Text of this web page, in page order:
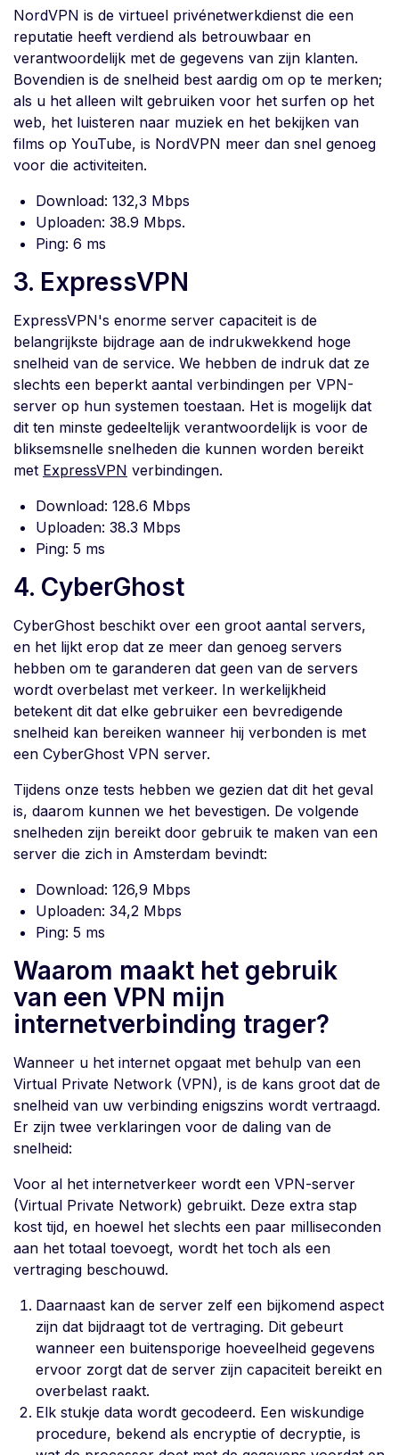
NordVPN is de virtueel privénetwerkdienst die een
reputatie heeft verdiend als betrouwbaar en
verantwoordelijk met de gegevens van zijn klanten.
Bovendien is de snelheid best aardig om op te merken;
als u het alleen wilt gebruiken voor het surfen op het
web, het luisteren naar muziek en het bekijken van
films op YouTube, is NordVPN meer dan snel genoeg
voor die activiteiten.
Download: 132,3 Mbps
Uploaden: 38.9 Mbps.
Ping: 6 ms
3. ExpressVPN
ExpressVPN's enorme server capaciteit is de
belangrijkste bijdrage aan de indrukwekkend hoge
snelheid van de service. We hebben de indruk dat ze
slechts een beperkt aantal verbindingen per VPN-
server op hun systemen toestaan. Het is mogelijk dat
dit ten minste gedeeltelijk verantwoordelijk is voor de
bliksemsnelle snelheden die kunnen worden bereikt
met ExpressVPN verbindingen.
Download: 128.6 Mbps
Uploaden: 38.3 Mbps
Ping: 5 ms
4. CyberGhost
CyberGhost beschikt over een groot aantal servers,
en het lijkt erop dat ze meer dan genoeg servers
hebben om te garanderen dat geen van de servers
wordt overbelast met verkeer. In werkelijkheid
betekent dit dat elke gebruiker een bevredigende
snelheid kan bereiken wanneer hij verbonden is met
een CyberGhost VPN server.
Tijdens onze tests hebben we gezien dat dit het geval
is, daarom kunnen we het bevestigen. De volgende
snelheden zijn bereikt door gebruik te maken van een
server die zich in Amsterdam bevindt:
Download: 126,9 Mbps
Uploaden: 34,2 Mbps
Ping: 5 ms
Waarom maakt het gebruik
van een VPN mijn
internetverbinding trager?
Wanneer u het internet opgaat met behulp van een
Virtual Private Network (VPN), is de kans groot dat de
snelheid van uw verbinding enigszins wordt vertraagd.
Er zijn twee verklaringen voor de daling van de
snelheid:
Voor al het internetverkeer wordt een VPN-server
(Virtual Private Network) gebruikt. Deze extra stap
kost tijd, en hoewel het slechts een paar milliseconden
aan het totaal toevoegt, wordt het toch als een
vertraging beschouwd.
Daarnaast kan de server zelf een bijkomend aspect
zijn dat bijdraagt tot de vertraging. Dit gebeurt
wanneer een buitensporige hoeveelheid gegevens
ervoor zorgt dat de server zijn capaciteit bereikt en
overbelast raakt.
Elk stukje data wordt gecodeerd. Een wiskundige
procedure, bekend als encryptie of decryptie, is